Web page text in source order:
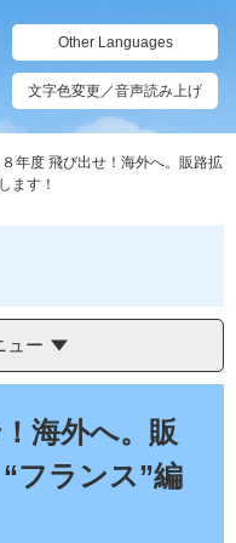
Other Languages
文字色変更／音声読み上げ
年度 飛び出せ！海外へ。販路拡
ます！
ュー
海外へ。販
フランス”編